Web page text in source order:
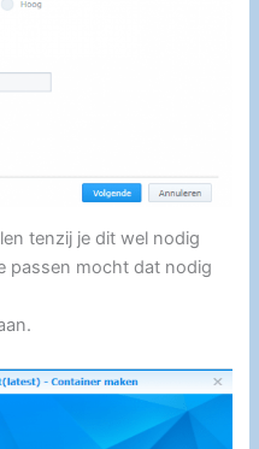
tenzij je dit wel nodig
passen mocht dat nodig